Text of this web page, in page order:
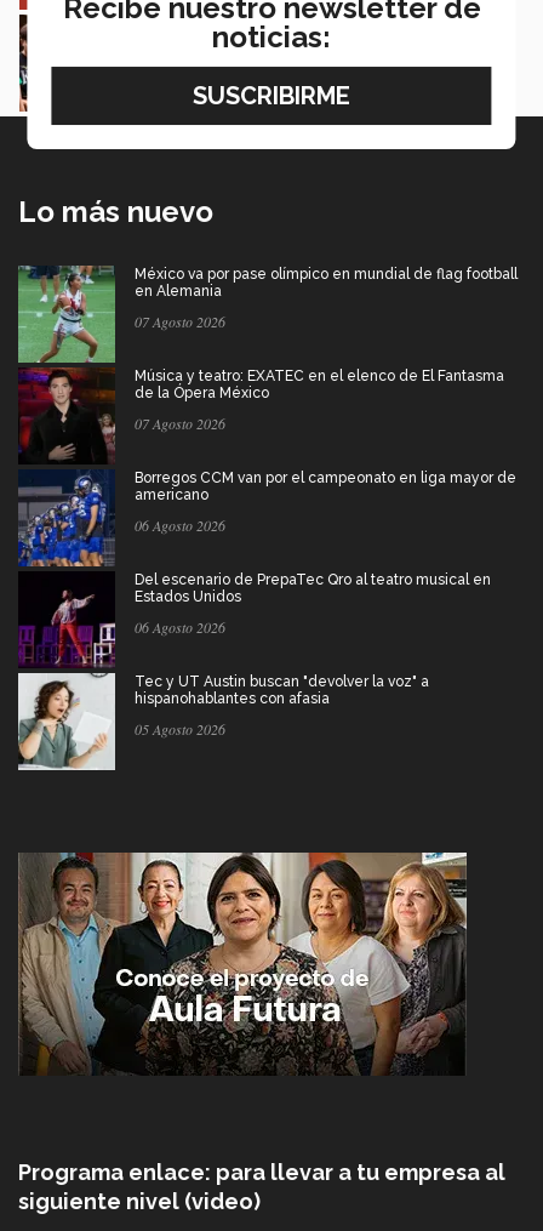
Estudiantes de 5 campus Tec impulsan
proyectos en la Sierra Tarahumara
Juan José Flores Nava
Lo más nuevo
México va por pase olímpico en mundial de flag football
en Alemania
07 Agosto 2026
Música y teatro: EXATEC en el elenco de El Fantasma
de la Ópera México
07 Agosto 2026
Borregos CCM van por el campeonato en liga mayor de
americano
06 Agosto 2026
Del escenario de PrepaTec Qro al teatro musical en
Estados Unidos
06 Agosto 2026
Tec y UT Austin buscan "devolver la voz" a
hispanohablantes con afasia
05 Agosto 2026
Programa enlace: para llevar a tu empresa al
siguiente nivel (video)
Recibe nuestro newsletter de
noticias: